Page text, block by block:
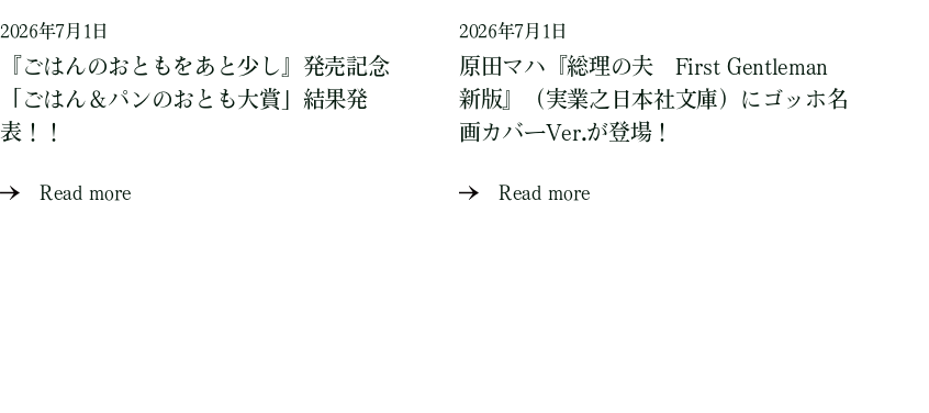
2026年7月1日
『ごはんのおともをあと少し』発売記念
「ごはん＆パンのおとも大賞」結果発
表！！
Read more
2026年7月1日
原田マハ『総理の夫 First Gentleman
新版』（実業之日本社文庫）にゴッホ名
画カバーVer.が登場！
Read more